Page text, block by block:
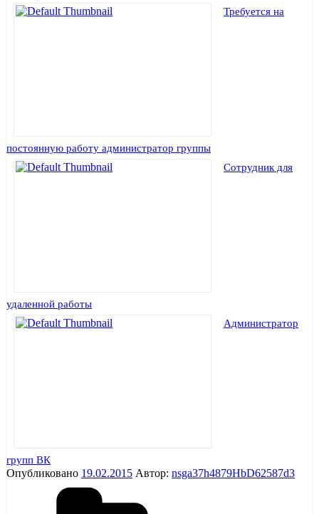
Требуется на
постоянную работу администратор группы
Сотрудник для
удаленной работы
Администратор
групп ВК
Опубликовано 19.02.2015 Автор: nsga37h4879HbD62587d3